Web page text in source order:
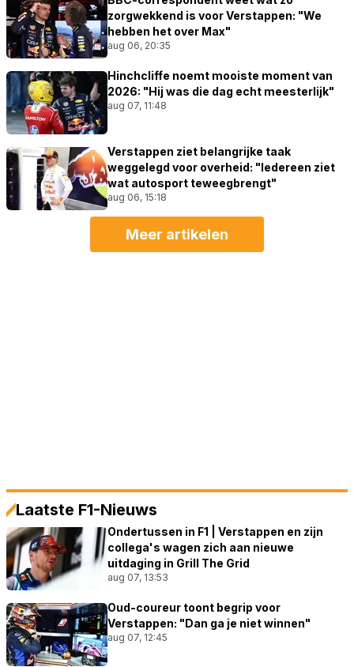
zorgwekkend is voor Verstappen: "We
hebben het over Max"
aug 06, 20:35
Hinchcliffe noemt mooiste moment van
2026: "Hij was die dag echt meesterlijk"
aug 07, 11:48
Verstappen ziet belangrijke taak
weggelegd voor overheid: "Iedereen ziet
wat autosport teweegbrengt"
aug 06, 15:18
Meer artikelen
Laatste F1-Nieuws
Ondertussen in F1 | Verstappen en zijn
collega's wagen zich aan nieuwe
uitdaging in Grill The Grid
aug 07, 13:53
Oud-coureur toont begrip voor
Verstappen: "Dan ga je niet winnen"
aug 07, 12:45